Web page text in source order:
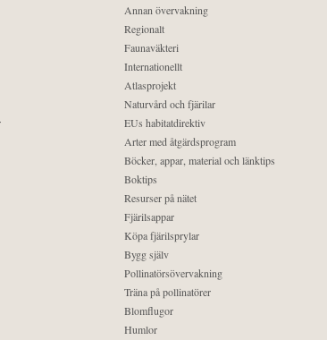
Annan övervakning
Regionalt
Faunaväkteri
Internationellt
Atlasprojekt
Naturvård och fjärilar
EUs habitatdirektiv
Arter med åtgärdsprogram
Böcker, appar, material och länktips
Boktips
Resurser på nätet
Fjärilsappar
Köpa fjärilsprylar
Bygg själv
Pollinatörsövervakning
Träna på pollinatörer
Blomflugor
Humlor